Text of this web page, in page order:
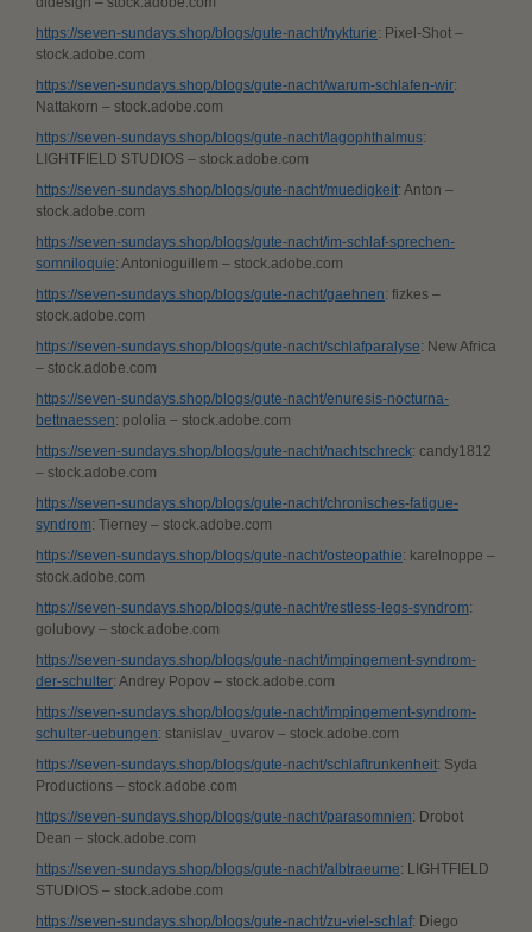
https://seven-sundays.shop/blogs/gute-nacht/nykturie: Pixel-Shot –
stock.adobe.com
https://seven-sundays.shop/blogs/gute-nacht/warum-schlafen-wir:
Nattakorn – stock.adobe.com
https://seven-sundays.shop/blogs/gute-nacht/lagophthalmus:
LIGHTFIELD STUDIOS – stock.adobe.com
https://seven-sundays.shop/blogs/gute-nacht/muedigkeit: Anton –
stock.adobe.com
https://seven-sundays.shop/blogs/gute-nacht/im-schlaf-sprechen-
somniloquie: Antonioguillem – stock.adobe.com
https://seven-sundays.shop/blogs/gute-nacht/gaehnen: fizkes –
stock.adobe.com
https://seven-sundays.shop/blogs/gute-nacht/schlafparalyse: New Africa
– stock.adobe.com
https://seven-sundays.shop/blogs/gute-nacht/enuresis-nocturna-
bettnaessen: pololia – stock.adobe.com
https://seven-sundays.shop/blogs/gute-nacht/nachtschreck: candy1812
– stock.adobe.com
https://seven-sundays.shop/blogs/gute-nacht/chronisches-fatigue-
syndrom: Tierney – stock.adobe.com
https://seven-sundays.shop/blogs/gute-nacht/osteopathie: karelnoppe –
stock.adobe.com
https://seven-sundays.shop/blogs/gute-nacht/restless-legs-syndrom:
golubovy – stock.adobe.com
https://seven-sundays.shop/blogs/gute-nacht/impingement-syndrom-
der-schulter: Andrey Popov – stock.adobe.com
https://seven-sundays.shop/blogs/gute-nacht/impingement-syndrom-
schulter-uebungen: stanislav_uvarov – stock.adobe.com
https://seven-sundays.shop/blogs/gute-nacht/schlaftrunkenheit: Syda
Productions – stock.adobe.com
https://seven-sundays.shop/blogs/gute-nacht/parasomnien: Drobot
Dean – stock.adobe.com
https://seven-sundays.shop/blogs/gute-nacht/albtraeume: LIGHTFIELD
STUDIOS – stock.adobe.com
https://seven-sundays.shop/blogs/gute-nacht/zu-viel-schlaf: Diego